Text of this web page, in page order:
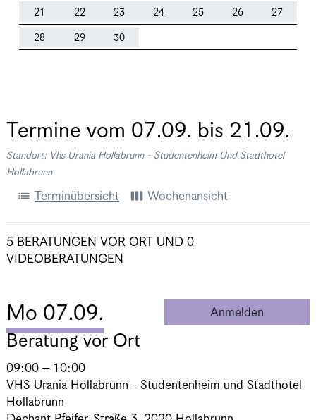
21 22 23 24 25 26 27
28 29 30
Termine vom 07.09. bis 21.09.
Standort: Vhs Urania Hollabrunn - Studentenheim Und Stadthotel
Hollabrunn
list Terminübersicht view_week Wochenansicht
5 BERATUNGEN VOR ORT UND 0
VIDEOBERATUNGEN
Mo 07.09. Anmelden
Beratung vor Ort
09:00 – 10:00
VHS Urania Hollabrunn - Studentenheim und Stadthotel
Hollabrunn